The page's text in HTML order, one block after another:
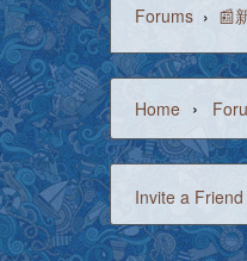
Forums › 📰
Home ›
Invite a Friend